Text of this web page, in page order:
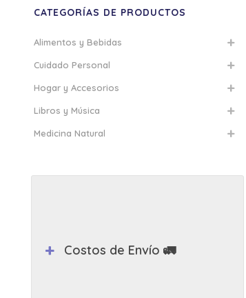
CATEGORÍAS DE PRODUCTOS
Alimentos y Bebidas
Cuidado Personal
Hogar y Accesorios
Libros y Música
Medicina Natural
Costos de Envío 🚛